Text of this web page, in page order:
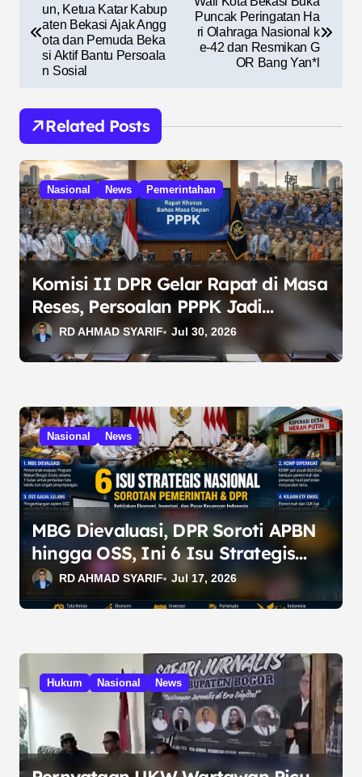
a
s
i
p
o
s
un, Ketua Katar Kabup
aten Bekasi Ajak Angg
ota dan Pemuda Beka
si Aktif Bantu Persoala
n Sosial
Puncak Peringatan Ha
ri Olahraga Nasional k
e-42 dan Resmikan G
OR Bang Yan*l
Related Posts
Nasional News Pemerintahan
Komisi II DPR Gelar Rapat di Masa
Reses, Persoalan PPPK Jadi
Prioritas Pembahasan
RD AHMAD SYARIF Jul 30, 2026
Nasional News
MBG Dievaluasi, DPR Soroti APBN
hingga OSS, Ini 6 Isu Strategis
Nasional
RD AHMAD SYARIF Jul 17, 2026
Hukum Nasional News